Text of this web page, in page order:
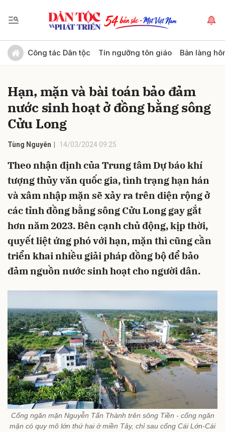
Công tác Dân tộc Tín ngưỡng tôn giáo Bản làng
Hạn, mặn và bài toán bảo đảm
nước sinh hoạt ở đồng bằng sông
Cửu Long
Tùng Nguyên 14/03/2024 09:25
Theo nhận định của Trung tâm Dự báo khí
tượng thủy văn quốc gia, tình trạng hạn hán
và xâm nhập mặn sẽ xảy ra trên diện rộng ở
các tỉnh đồng bằng sông Cửu Long gay gắt
hơn năm 2023. Bên cạnh chủ động, kịp thời,
quyết liệt ứng phó với hạn, mặn thì cũng cần
triển khai nhiều giải pháp đồng bộ để bảo
đảm nguồn nước sinh hoạt cho người dân.
Cống ngăn mặn Nguyễn Tấn Thành trên sông Tiền - cống ngăn
mặn có quy mô lớn thứ hai ở miền Tây, chỉ sau cống Cái Lớn-Cái
Gửi bình luận